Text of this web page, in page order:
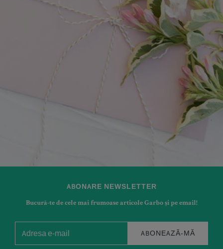
ABONARE NEWSLETTER
Bucură-te de cele mai frumoase articole Garbo și pe email!
ABONEAZĂ-MĂ